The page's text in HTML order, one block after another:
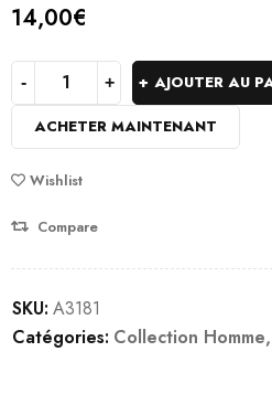
14,00€
AJOUTER AU
ACHETER MAINTENANT
Wishlist
Compare
SKU: A3181
Catégories: Collection Homme,